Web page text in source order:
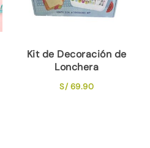
Kit de Decoración de
Lonchera
S/69.90